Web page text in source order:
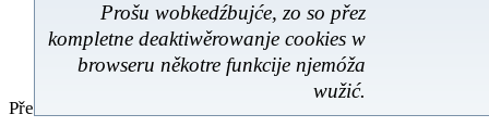
Prošu wobkedźbujće, zo so přez
kompletne deaktiwěrowanje cookies w
browseru někotre funkcije njemóža
wužić.
Poskitki
Z wokoliny
Hóstna kniha
Přehlad